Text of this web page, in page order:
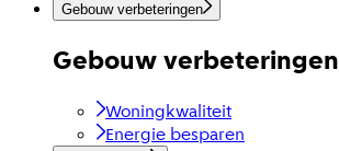
Gebouw verbeteringen
Gebouw verbeteringen
Woningkwaliteit
Energie besparen